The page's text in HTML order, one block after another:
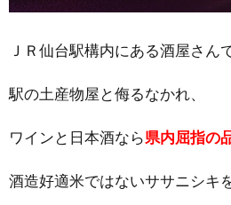
ＪＲ仙台駅構内にある酒屋さん
駅の土産物屋と侮るなかれ、
ワインと日本酒なら県内屈指の
酒造好適米ではないササニシキ